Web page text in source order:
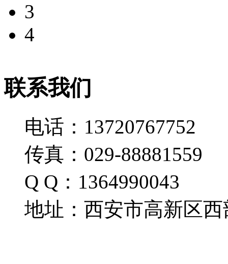
3
4
联系我们
电话：13720767752
传真：029-88881559
Q Q：1364990043
地址：西安市高新区西